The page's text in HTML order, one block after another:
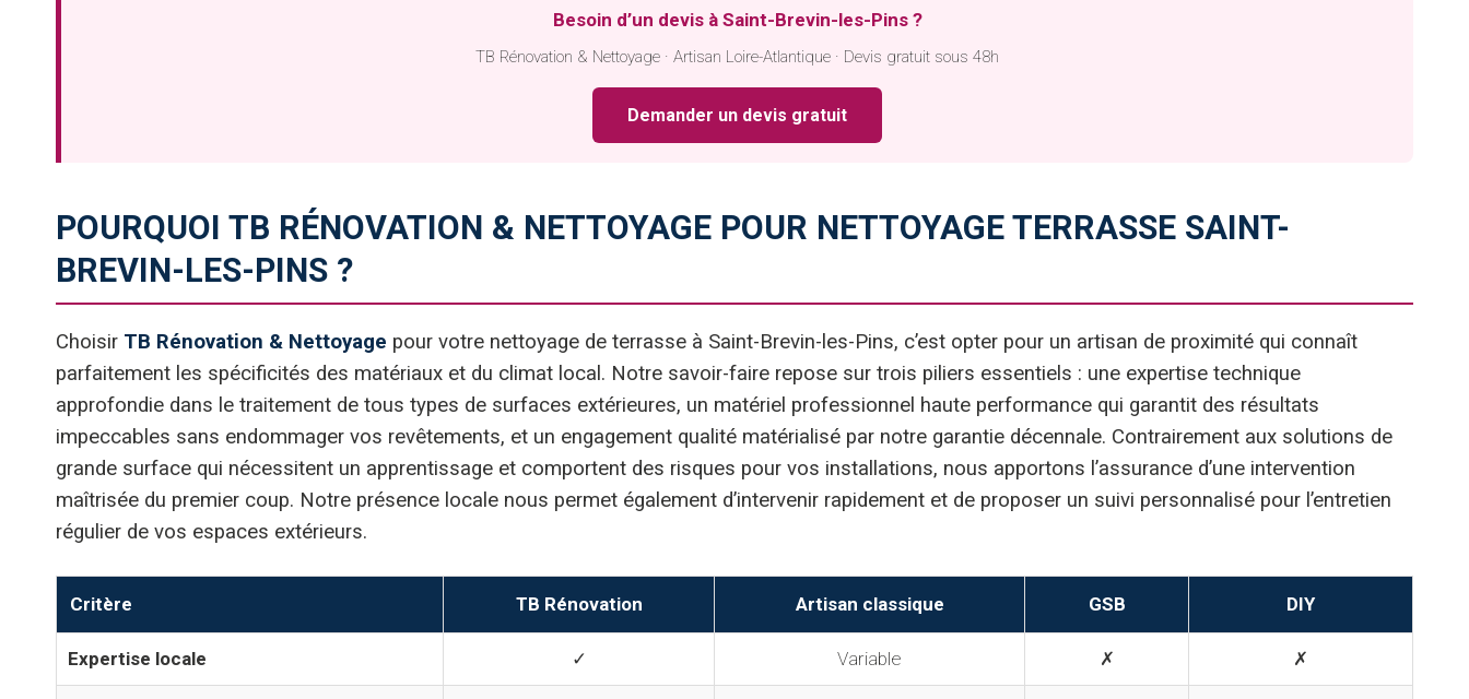
Besoin d’un devis à Saint-Brevin-les-Pins ?
TB Rénovation & Nettoyage · Artisan Loire-Atlantique · Devis gratuit sous 48h
Demander un devis gratuit
POURQUOI TB RÉNOVATION & NETTOYAGE POUR NETTOYAGE TERRASSE SAINT-
BREVIN-LES-PINS ?
Choisir TB Rénovation & Nettoyage pour votre nettoyage de terrasse à Saint-Brevin-les-Pins, c’est opter pour un artisan de proximité qui connaît
parfaitement les spécificités des matériaux et du climat local. Notre savoir-faire repose sur trois piliers essentiels : une expertise technique
approfondie dans le traitement de tous types de surfaces extérieures, un matériel professionnel haute performance qui garantit des résultats
impeccables sans endommager vos revêtements, et un engagement qualité matérialisé par notre garantie décennale. Contrairement aux solutions de
grande surface qui nécessitent un apprentissage et comportent des risques pour vos installations, nous apportons l’assurance d’une intervention
maîtrisée du premier coup. Notre présence locale nous permet également d’intervenir rapidement et de proposer un suivi personnalisé pour l’entretien
régulier de vos espaces extérieurs.
Critère TB Rénovation Artisan classique GSB DIY
Expertise locale ✓ Variable ✗ ✗